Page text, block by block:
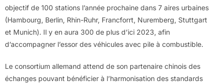
objectif de 100 stations l’année prochaine dans 7 aires urbaines
(Hambourg, Berlin, Rhin-Ruhr, Francforrt, Nuremberg, Stuttgart
et Munich). Il y en aura 300 de plus d’ici 2023, afin
d’accompagner l’essor des véhicules avec pile à combustible.
Le consortium allemand attend de son partenaire chinois des
échanges pouvant bénéficier à l’harmonisation des standards